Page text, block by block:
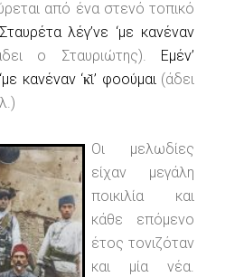
από ένα στενό τοπικό
λέγ’νε ‘με κανέναν
ο Σταυριώτης).
Εμέν’
κανέναν ‘κ̌ι’ φοούμαι (άδει
Οι μελωδίες
είχαν μεγάλη
ποικιλία και
κάθε επόμενο
έτος τονιζόταν
και μία νέα.